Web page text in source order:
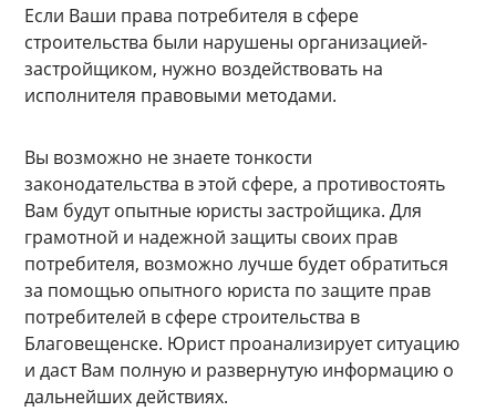
Если Ваши права потребителя в сфере
строительства были нарушены организацией-
застройщиком, нужно воздействовать на
исполнителя правовыми методами.
Вы возможно не знаете тонкости
законодательства в этой сфере, а противостоять
Вам будут опытные юристы застройщика. Для
грамотной и надежной защиты своих прав
потребителя, возможно лучше будет обратиться
за помощью опытного юриста по защите прав
потребителей в сфере строительства в
Благовещенске. Юрист проанализирует ситуацию
и даст Вам полную и развернутую информацию о
дальнейших действиях.